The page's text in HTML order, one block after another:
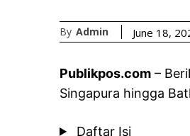
By Admin June 18,
Publikpos.com –
Singapura hingga
Daftar Isi